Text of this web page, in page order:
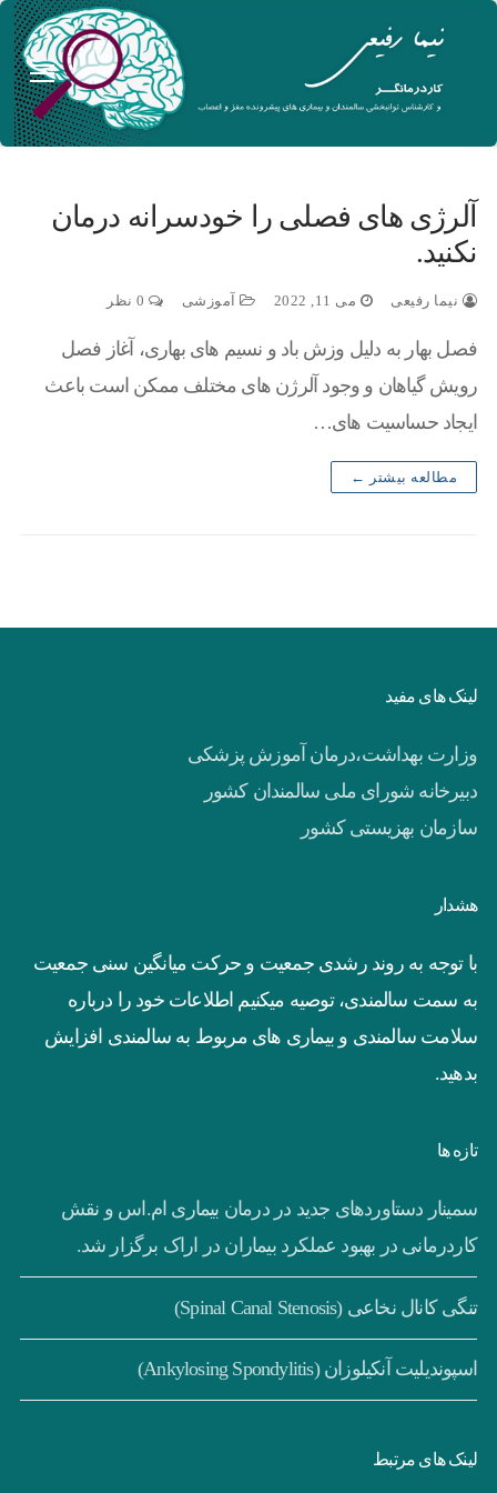
آلرژی های فصلی را خودسرانه درمان
نکنید.
نیما رفیعی می 11, 2022 آموزشی
فصل بهار به دلیل وزش باد و نسیم های بهاری، آغاز فصل
رویش گیاهان و وجود آلرژن های مختلف ممکن است باعث
ایجاد حساسیت های…
مطالعه بیشتر ←
لینک های مفید
وزارت بهداشت،درمان آموزش پزشکی
دبیرخانه شورای ملی سالمندان کشور
سازمان بهزیستی کشور
هشدار
با توجه به روند رشدی جمعیت و حرکت میانگین سنی جمعیت
به سمت سالمندی، توصیه میکنیم اطلاعات خود را درباره
سلامت سالمندی و بیماری های مربوط به سالمندی افزایش
بدهید.
تازه ها
سمینار دستاوردهای جدید در درمان بیماری ام.اس و نقش
کاردرمانی در بهبود عملکرد بیماران در اراک برگزار شد.
تنگی کانال نخاعی (Spinal Canal Stenosis)
اسپوندیلیت آنکیلوزان (Ankylosing Spondylitis)
لینک های مرتبط